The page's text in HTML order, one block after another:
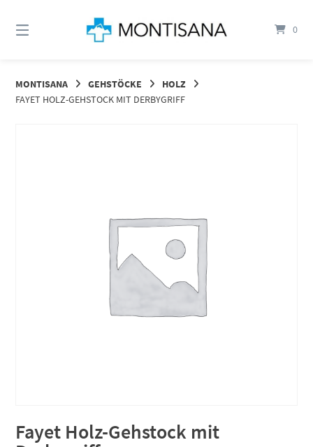
zum
0
MONTISANA GEHSTÖCKE
HOLZ
FAYET HOLZ-GEHSTOCK MIT DERBYGRIFF
Fayet Holz-Gehstock mit